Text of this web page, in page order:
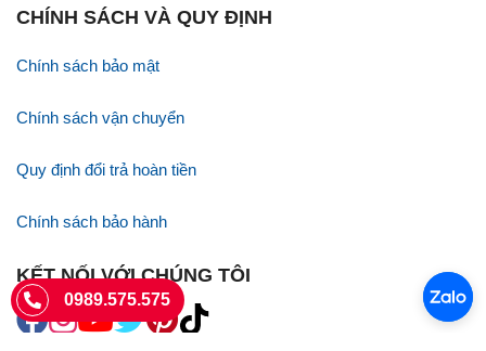
CHÍNH SÁCH VÀ QUY ĐỊNH
Chính sách bảo mật
Chính sách vận chuyển
Quy định đổi trả hoàn tiền
Chính sách bảo hành
KẾT NỐI VỚI CHÚNG TÔI
0989.575.575